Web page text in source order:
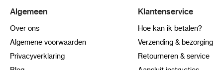
Algemeen
Over ons
Algemene voorwaarden
Privacyverklaring
Klantenservice
Hoe kan ik betalen?
Verzending & bezorging
Retourneren & service